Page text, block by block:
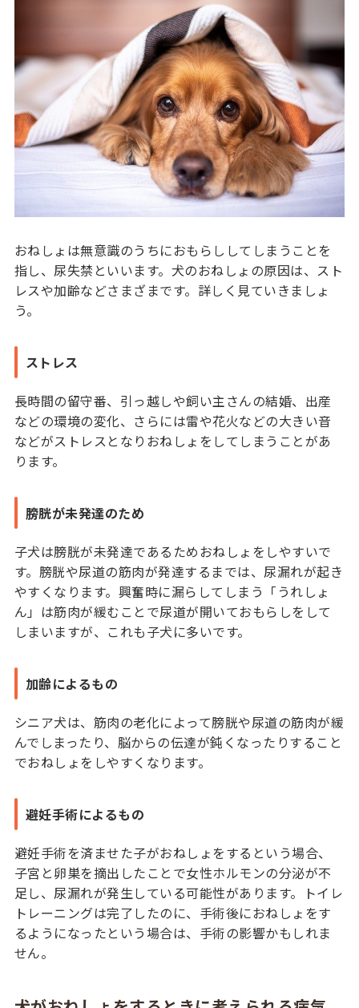
おねしょは無意識のうちにおもらししてしまうことを
指し、尿失禁といいます。犬のおねしょの原因は、スト
レスや加齢などさまざまです。詳しく見ていきましょ
う。
ストレス
長時間の留守番、引っ越しや飼い主さんの結婚、出産
などの環境の変化、さらには雷や花火などの大きい音
などがストレスとなりおねしょをしてしまうことがあ
ります。
膀胱が未発達のため
子犬は膀胱が未発達であるためおねしょをしやすいで
す。膀胱や尿道の筋肉が発達するまでは、尿漏れが起き
やすくなります。興奮時に漏らしてしまう「うれしょ
ん」は筋肉が緩むことで尿道が開いておもらしをして
しまいますが、これも子犬に多いです。
加齢によるもの
シニア犬は、筋肉の老化によって膀胱や尿道の筋肉が緩
んでしまったり、脳からの伝達が鈍くなったりすること
でおねしょをしやすくなります。
避妊手術によるもの
避妊手術を済ませた子がおねしょをするという場合、
子宮と卵巣を摘出したことで女性ホルモンの分泌が不
足し、尿漏れが発生している可能性があります。トイレ
トレーニングは完了したのに、手術後におねしょをす
るようになったという場合は、手術の影響かもしれま
せん。